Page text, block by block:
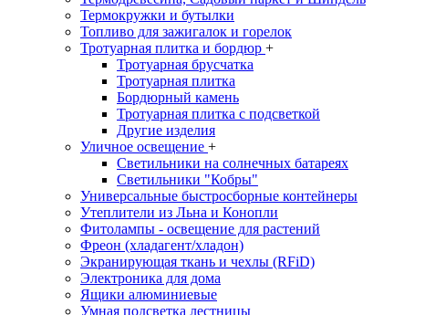
Термокружки и бутылки
Топливо для зажигалок и горелок
Тротуарная плитка и бордюр +
Тротуарная брусчатка
Тротуарная плитка
Бордюрный камень
Тротуарная плитка с подсветкой
Другие изделия
Уличное освещение +
Светильники на солнечных батареях
Светильники "Кобры"
Универсальные быстросборные контейнеры
Утеплители из Льна и Конопли
Фитолампы - освещение для растений
Фреон (хладагент/хладон)
Экранирующая ткань и чехлы (RFiD)
Электроника для дома
Ящики алюминиевые
Умная подсветка лестницы